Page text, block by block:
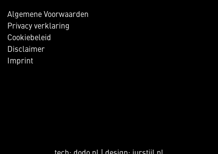
Algemene Voorwaarden
Privacy verklaring
Cookiebeleid
Disclaimer
Imprint